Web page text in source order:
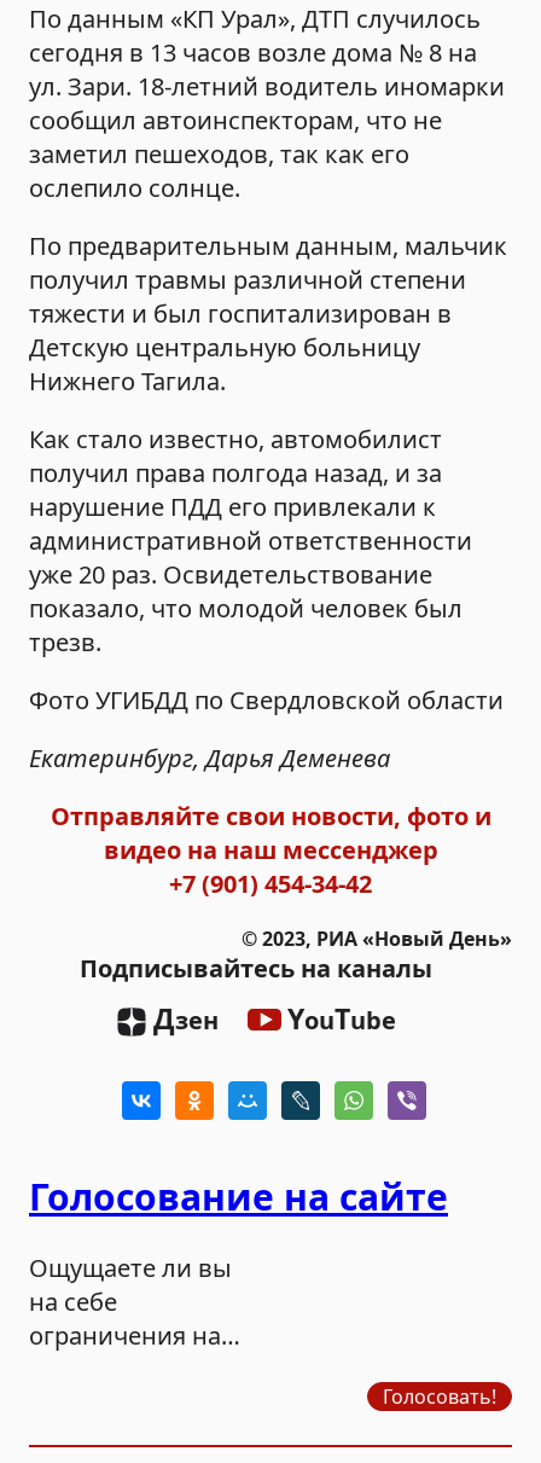
По данным «КП Урал», ДТП случилось
сегодня в 13 часов возле дома № 8 на
ул. Зари. 18-летний водитель иномарки
сообщил автоинспекторам, что не
заметил пешеходов, так как его
ослепило солнце.
По предварительным данным, мальчик
получил травмы различной степени
тяжести и был госпитализирован в
Детскую центральную больницу
Нижнего Тагила.
Как стало известно, автомобилист
получил права полгода назад, и за
нарушение ПДД его привлекали к
административной ответственности
уже 20 раз. Освидетельствование
показало, что молодой человек был
трезв.
Фото УГИБДД по Свердловской области
Екатеринбург, Дарья Деменева
Отправляйте свои новости, фото и
видео на наш мессенджер
+7 (901) 454-34-42
© 2023, РИА «Новый День»
Подписывайтесь на каналы
Дзен YouTube
Голосование на сайте
Ощущаете ли вы
на себе
ограничения на
Голосовать!